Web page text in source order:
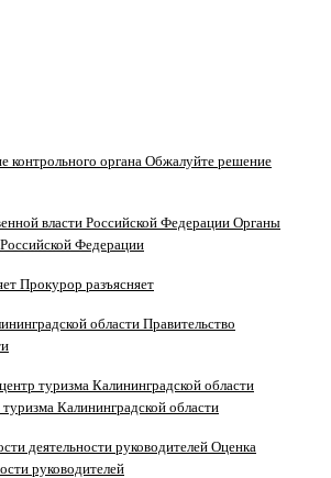
Обжалуйте решение
Органы
Федерации
Прокурор разъясняет
Правительство
Калининградской области
Оценка
руководителей